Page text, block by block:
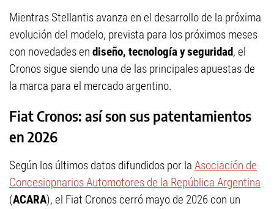
Mientras Stellantis avanza en el desarrollo de la próxima
evolución del modelo, prevista para los próximos meses
con novedades en diseño, tecnología y seguridad, el
Cronos sigue siendo una de las principales apuestas de
la marca para el mercado argentino.
Fiat Cronos: así son sus patentamientos
en 2026
Según los últimos datos difundidos por la Asociación de
Concesiopnarios Automotores de la República Argentina
(ACARA), el Fiat Cronos cerró mayo de 2026 con un